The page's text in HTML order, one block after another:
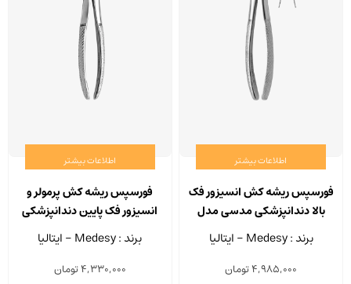
اطلاعات بیشتر
فورسپس ریشه کش انسیزور فک
بالا دندانپزشکی مدسی مدل
2500/29
برند : Medesy - ایتالیا
4,985,000تومان
اطلاعات بیشتر
فورسپس ریشه کش پرمولر و
انسیزور فک پایین دندانپزشکی
مدسی مدل 2500/33برند : Medesy - ایتالیا
4,330,000تومان